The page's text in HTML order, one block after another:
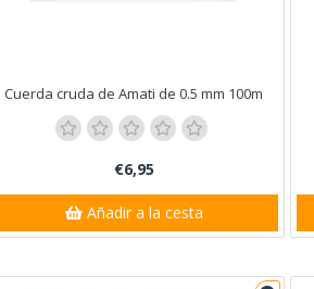
Cuerda cruda de Amati de 0.5 mm 100m
€6,95
Añadir a la cesta